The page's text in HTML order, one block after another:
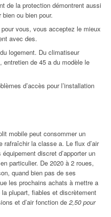
de la protection démontrent aussi
bien ou bien pour.
vous, vous acceptez le mieux
avec des.
logement. Du climatiseur
de 45 a du modèle le
d’accès pour l’installation
mobile peut consommer un
la classe a. Le flux d’air
discret d’apporter un
particulier. De 2020 à 2 roues,
quand bien pas de ses
les prochains achats à mettre a
plupart, fiables et discrètement
et d’air fonction de 2,50 pour